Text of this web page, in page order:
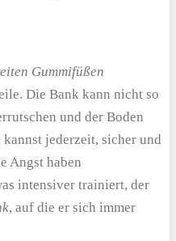
Gummifüßen
Die Bank kann nicht so
und der Boden
jederzeit, sicher und
Angst haben
intensiver trainiert, der
, auf die er sich immer